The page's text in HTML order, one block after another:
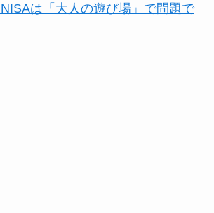
は「大人の遊び場」で問題で